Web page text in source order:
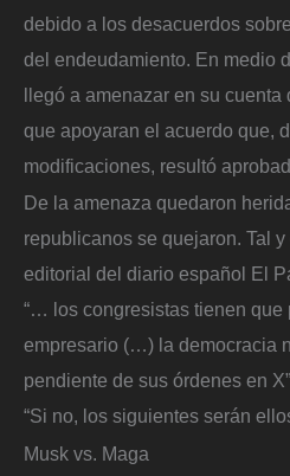
debido a los desacuerdos
del endeudamiento. En medio
llegó a amenazar en su
que apoyaran el acuerdo que,
modificaciones, resultó
De la amenaza quedaron
republicanos se quejaron. Tal
editorial del diario español El
“… los congresistas tienen que
empresario (…) la democracia
pendiente de sus órdenes en
“Si no, los siguientes serán
Musk vs. Maga